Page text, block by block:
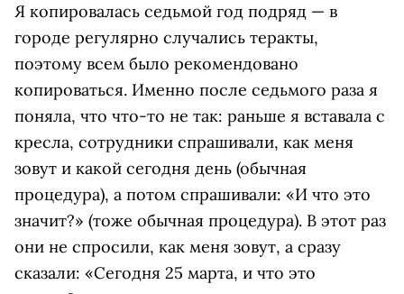
Я копировалась седьмой год подряд — в
городе регулярно случались теракты,
поэтому всем было рекомендовано
копироваться. Именно после седьмого раза я
поняла, что что-то не так: раньше я вставала с
кресла, сотрудники спрашивали, как меня
зовут и какой сегодня день (обычная
процедура), а потом спрашивали: «И что это
значит?» (тоже обычная процедура). В этот раз
они не спросили, как меня зовут, а сразу
сказали: «Сегодня 25 марта, и что это